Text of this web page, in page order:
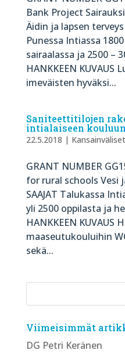
Bank Project
Äidin ja lapsen terveys
Punessa Intiassa
sairaalassa ja 2500 –
HANKKEEN KUVAUS
imeväisten hyväksi...
Saniteettitilojen
intialaiseen kouluun
22.5.2018 |
GRANT NUMBER
for rural schools Vesi
SAAJAT Talukassa
yli 2500 oppilasta ja
HANKKEEN KUVAUS
maaseutukouluihin
sekä...
Viimeisimmät
DG Petri Keränen